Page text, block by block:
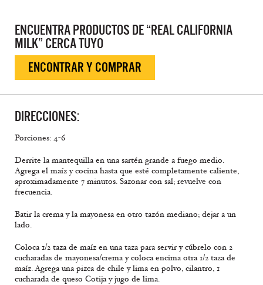
ENCUENTRA PRODUCTOS DE “REAL CALIFORNIA
MILK” CERCA TUYO
ENCONTRAR Y COMPRAR
DIRECCIONES:
Porciones: 4-6
Derrite la mantequilla en una sartén grande a fuego medio.
Agrega el maíz y cocina hasta que esté completamente caliente,
aproximadamente 7 minutos. Sazonar con sal; revuelve con
frecuencia.
Batir la crema y la mayonesa en otro tazón mediano; dejar a un
lado.
Coloca 1/2 taza de maíz en una taza para servir y cúbrelo con 2
cucharadas de mayonesa/crema y coloca encima otra 1/2 taza de
maíz. Agrega una pizca de chile y lima en polvo, cilantro, 1
cucharada de queso Cotija y jugo de lima.